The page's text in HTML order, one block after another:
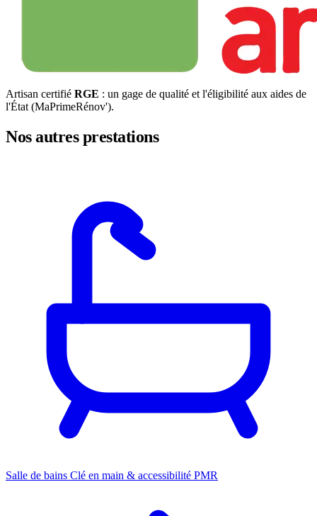
Artisan certifié RGE : un gage de qualité et l'éligibilité aux aides de
l'État (MaPrimeRénov').
Nos autres prestations
Salle de bains Clé en main & accessibilité PMR